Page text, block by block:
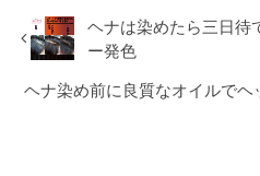
ヘナは染めたら三日待
ー発色
ヘナ染め前に良質なオイルで